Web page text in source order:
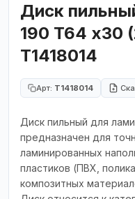
Диск
190 T64 х30
T1418014
Арт: T1418014
Диск пильный для
предназначен для
ламинированных
пластиков (ПВХ,
композитных